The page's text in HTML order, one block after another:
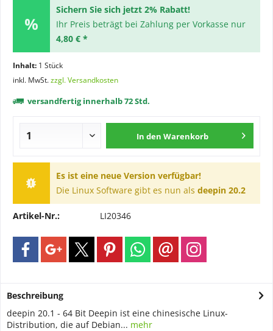
Sichern Sie sich jetzt 2% Rabatt!
Ihr Preis beträgt bei Zahlung per Vorkasse nur
4,80 € *
Inhalt: 1 Stück
inkl. MwSt.zzgl. Versandkosten
versandfertig innerhalb 72 Std.
In den Warenkorb
Es ist eine neue Version verfügbar!
Die Linux Software gibt es nun als deepin 20.2
Artikel-Nr.: LI20346
Beschreibung
deepin 20.1 - 64 Bit Deepin ist eine chinesische Linux-
Distribution, die auf Debian... mehr